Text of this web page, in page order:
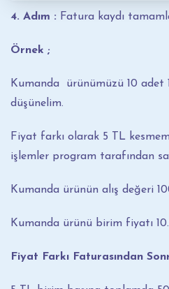
4. Adım : Fatura kaydı
Örnek ;
Kumanda ürünümüzü 10 adet
düşünelim.
Fiyat farkı olarak 5 TL
işlemler program tarafından
Kumanda ürünün alış değeri
Kumanda ürünü birim fiyatı
Fiyat Farkı Faturasından